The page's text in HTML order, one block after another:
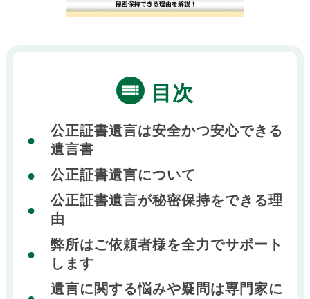
目次
公正証書遺言は安全かつ安心できる
遺言書
公正証書遺言について
公正証書遺言が秘密保持をできる理
由
弊所はご依頼者様を全力でサポート
します
遺言に関する悩みや疑問は専門家に